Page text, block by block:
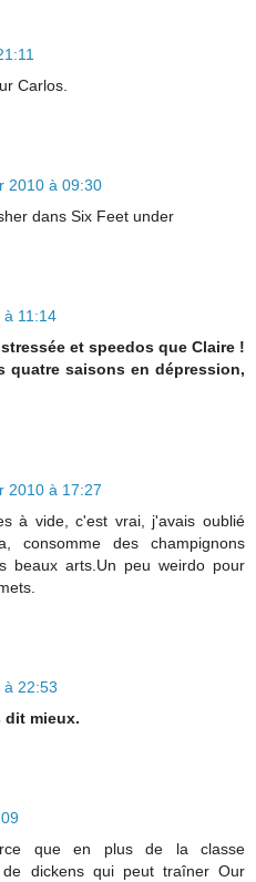
Carlos.
2010 à 09:30
dans Six Feet under
à 11:14
et speedos que Claire !
quatre saisons en dépression,
2010 à 17:27
à vide, c'est vrai, j'avais oublié
consomme des champignons
beaux arts.Un peu weirdo pour
à 22:53
dit mieux.
que en plus de la classe
dickens qui peut traîner Our